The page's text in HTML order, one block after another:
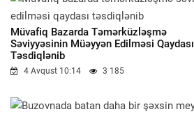
Müvafiq Bazarda Təmərküzləşmə
Səviyyəsinin Müəyyən Edilməsi Qaydası
Təsdiqlənib
4 Avqust 10:14 3 185